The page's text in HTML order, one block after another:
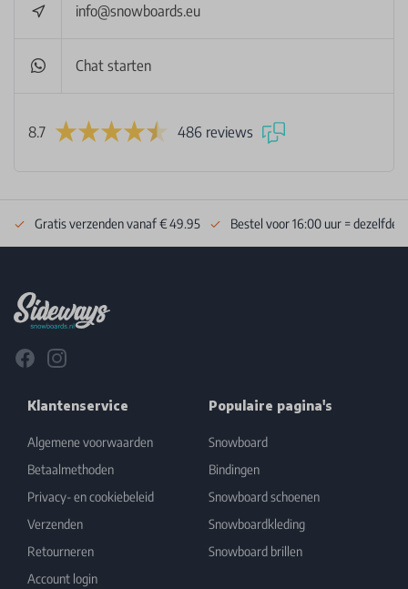
info@snowboards.eu
Chat starten
8.7 486 reviews
Gratis verzenden vanaf € 49.95 Bestel voor 16:00 uur = dezelfde
FacebookInstagram
Klantenservice
Algemene voorwaarden
Betaalmethoden
Privacy- en cookiebeleid
Verzenden
Retourneren
Account login
Populaire pagina's
Snowboard
Bindingen
Snowboard schoenen
Snowboardkleding
Snowboard brillen